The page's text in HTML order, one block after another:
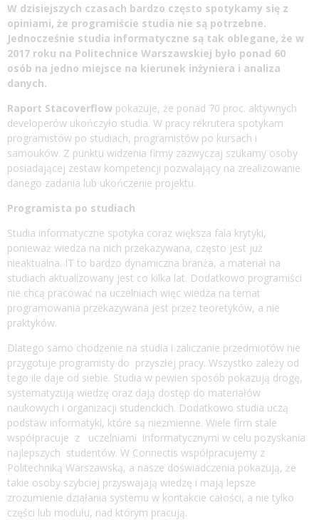
W dzisiejszych czasach bardzo często spotykamy się z
opiniami, że programiście studia nie są potrzebne.
Jednocześnie studia informatyczne są tak oblegane, że w
2017 roku na Politechnice Warszawskiej było ponad 60
osób na jedno miejsce na kierunek inżyniera i analiza
danych.
Raport Stacoverflow pokazuje, że ponad 70 proc. aktywnych
developerów ukończyło studia. W pracy rekrutera spotykam
programistów po studiach, programistów po kursach i
samouków. Z punktu widzenia firmy zazwyczaj szukamy osoby
posiadającej zestaw kompetencji pozwalający na zrealizowanie
danego zadania lub ukończenie projektu.
Programista po studiach
Studia informatyczne spotyka coraz większa fala krytyki,
ponieważ wiedza na nich przekazywana, często jest już
nieaktualna. IT to bardzo dynamiczna branża, a materiał na
studiach aktualizowany jest co kilka lat. Dodatkowo programiści
nie chcą pracować na uczelniach więc wiedza na temat
programowania przekazywana jest przez teoretyków, a nie
praktyków.
Dlatego samo chodzenie na studia i zaliczanie przedmiotów nie
przygotuje programisty do przyszłej pracy. Wszystko zależy od
tego ile daje od siebie. Studia w pewien sposób pokazują drogę,
systematyzują wiedzę oraz dają dostęp do materiałów
naukowych i organizacji studenckich. Dodatkowo studia uczą
podstaw informatyki, które są niezmienne. Wiele firm stale
współpracuje z uczelniami informatycznymi w celu pozyskania
najlepszych studentów. W Connectis współpracujemy z
Politechniką Warszawską, a nasze doświadczenia pokazują, że
takie osoby szybciej przyswajają wiedzę i mają lepsze
zrozumienie działania systemu w kontakcie całości, a nie tylko
części lub modułu, nad którym pracują.